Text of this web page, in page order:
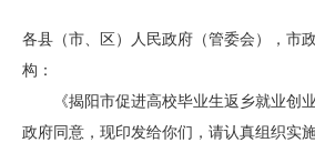
各县（市、区）人民政府（管委会），市
构：
《揭阳市促进高校毕业生返乡就业创业
政府同意，现印发给你们，请认真组织实